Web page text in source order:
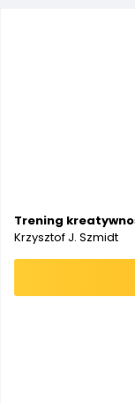
Trening
Krzysztof J. Szmidt